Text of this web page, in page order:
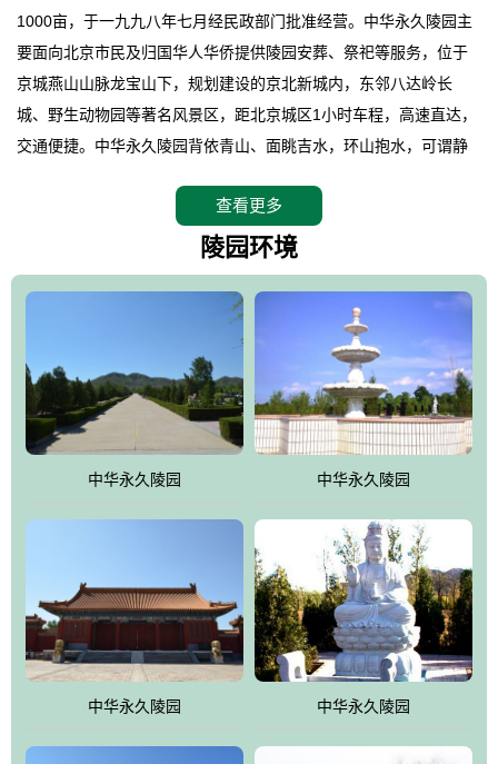
1000亩，于一九九八年七月经民政部门批准经营。中华永久陵园主
要面向北京市民及归国华人华侨提供陵园安葬、祭祀等服务，位于
京城燕山山脉龙宝山下，规划建设的京北新城内，东邻八达岭长
城、野生动物园等著名风景区，距北京城区1小时车程，高速直达，
交通便捷。中华永久陵园背依青山、面眺吉水，环山抱水，可谓静
地。在总体设计上完全以中国传统文化作为前渠，由三条山脊环绕
而成，宛如一把太师椅，呈坐南朝北向，左青龙，右白虎，前朱
环绕挡住了外界的风吹，流动的生气遇到官厅的水又止住了，正好
符合山环水抱，藏风纳气的要求。中华永久陵园风景庄重典雅、气
势如宏，是华北地区最大的平川式墓园，陵园以皇家建筑风格为载
体吸取现代园林艺术之精华
查看更多
陵园环境
中华永久陵园 中华永久陵园
中华永久陵园 中华永久陵园